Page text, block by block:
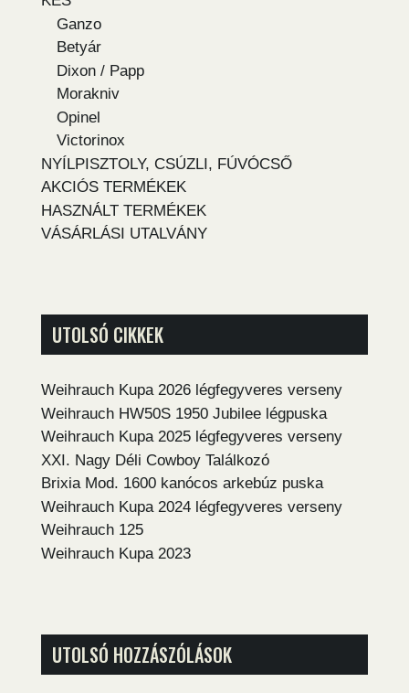
Ganzo
Betyár
Dixon / Papp
Morakniv
Opinel
Victorinox
NYÍLPISZTOLY, CSÚZLI, FÚVÓCSŐ
AKCIÓS TERMÉKEK
HASZNÁLT TERMÉKEK
VÁSÁRLÁSI UTALVÁNY
UTOLSÓ CIKKEK
Weihrauch Kupa 2026 légfegyveres verseny
Weihrauch HW50S 1950 Jubilee légpuska
Weihrauch Kupa 2025 légfegyveres verseny
XXI. Nagy Déli Cowboy Találkozó
Brixia Mod. 1600 kanócos arkebúz puska
Weihrauch Kupa 2024 légfegyveres verseny
Weihrauch 125
Weihrauch Kupa 2023
UTOLSÓ HOZZÁSZÓLÁSOK